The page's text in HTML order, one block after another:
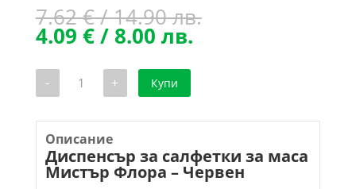
7.62€/ 14.90 лв.Original
4.09 €/ 8.00 лв.Текущата
цена
8.00 лв..
- количество
Диспенсър
салфетки
за
маса
Мистър
Флора
+ Купи
Описание
Диспенсър за салфетки за маса
Мистър Флора – Червен